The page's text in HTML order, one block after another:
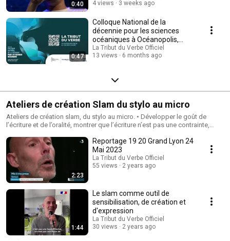
0:40
4 views
3 weeks ago
0:47
Colloque National de la
décennie pour les sciences
océaniques à Océanopolis,
2025. "L'eau c'est..."
La Tribut du Verbe Officiel
13 views
6 months ago
Ateliers de création Slam du stylo au micro
Ateliers de création slam, du stylo au micro. • Développer le goût de
l’écriture et de l’oralité, montrer que l’écriture n’est pas une contrainte,
aux échanges et au respect de tous pour s’exprimer et échanger au sein
du groupe • Favoriser l’expression de soi, la verbalisation des émotions
et des pensées • Acquérir de façon ludique des outils et des techniques
d’écriture, connaître les principales figures de style et repérer les effets
rhétoriques et poétiques • Donner confiance, s’exposer au regard des
autres et se mettre en scène • Développer l’écoute, le style littéraire, la
créativité, l’imagination et la présence scénique de chaque participant
Les intervenants de La Tribut du Verbe sont labellisés « Slam à l’école » Ils
ont un agrément National au titre des associations éducatives
complémentaires de l'enseignement public
2:23
Reportage 19 20 Grand Lyon 24
Mai 2023
La Tribut du Verbe Officiel
55 views
2 years ago
1:44
Le slam comme outil de
sensibilisation, de création et
d'expression
La Tribut du Verbe Officiel
30 views
2 years ago